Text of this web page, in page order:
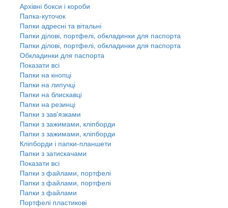
Архівні бокси і короби
Папка-куточок
Папки адресні та вітальні
Папки ділові, портфелі, обкладинки для паспорта
Папки ділові, портфелі, обкладинки для паспорта
Обкладинки для паспорта
Показати всі
Папки на кнопці
Папки на липучці
Папки на блискавці
Папки на резинці
Папки з зав'язками
Папки з зажимами, кліпборди
Папки з зажимами, кліпборди
Кліпборди і папки-планшети
Папки з затискачами
Показати всі
Папки з файлами, портфелі
Папки з файлами, портфелі
Папки з файлами
Портфелі пластикові